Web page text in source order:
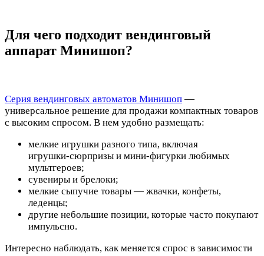
Для чего подходит вендинговый
аппарат Минишоп?
Серия вендинговых автоматов Минишоп —
универсальное решение для продажи компактных товаров
с высоким спросом. В нем удобно размещать:
мелкие игрушки разного типа, включая
игрушки‑сюрпризы и мини‑фигурки любимых
мультгероев;
сувениры и брелоки;
мелкие сыпучие товары — жвачки, конфеты,
леденцы;
другие небольшие позиции, которые часто покупают
импульсно.
Интересно наблюдать, как меняется спрос в зависимости